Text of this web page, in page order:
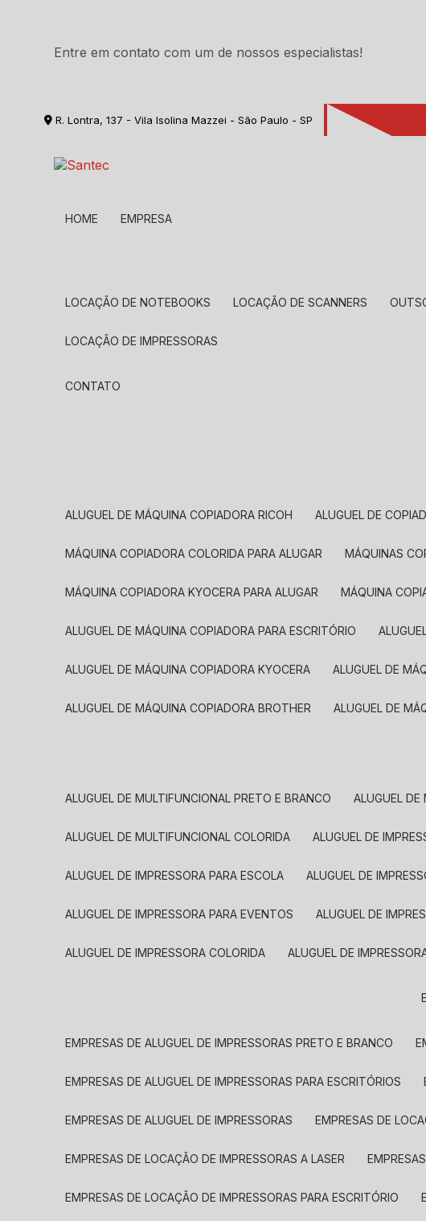
Entre em contato com um de nossos especialistas!
R. Lontra, 137 - Vila Isolina Mazzei - São Paulo - SP
HOME EMPRESA
LOCAÇÃO DE NOTEBOOKS LOCAÇÃO DE SCANNERS
LOCAÇÃO DE IMPRESSORAS
CONTATO
ALUGUEL DE MÁQUINA COPIADORA RICOH ALUGUEL DE
MÁQUINA COPIADORA COLORIDA PARA ALUGAR MÁQUINAS
MÁQUINA COPIADORA KYOCERA PARA ALUGAR MÁQUINA
ALUGUEL DE MÁQUINA COPIADORA PARA ESCRITÓRIO
ALUGUEL DE MÁQUINA COPIADORA KYOCERA ALUGUEL DE
ALUGUEL DE MÁQUINA COPIADORA BROTHER ALUGUEL DE
ALUGUEL DE MULTIFUNCIONAL PRETO E BRANCO ALUGUEL
ALUGUEL DE MULTIFUNCIONAL COLORIDA ALUGUEL DE
ALUGUEL DE IMPRESSORA PARA ESCOLA ALUGUEL DE
ALUGUEL DE IMPRESSORA PARA EVENTOS ALUGUEL DE
ALUGUEL DE IMPRESSORA COLORIDA ALUGUEL DE
EMPRESAS DE ALUGUEL DE IMPRESSORAS PRETO E BRANCO
EMPRESAS DE ALUGUEL DE IMPRESSORAS PARA ESCRITÓRIOS
EMPRESAS DE ALUGUEL DE IMPRESSORAS EMPRESAS DE
EMPRESAS DE LOCAÇÃO DE IMPRESSORAS A LASER
EMPRESAS DE LOCAÇÃO DE IMPRESSORAS PARA ESCRITÓRIO